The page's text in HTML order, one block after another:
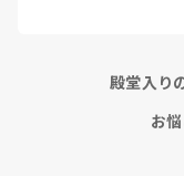
無理難題を言って
まり、精神がやら
治体や他職種にも
殿堂入り
お